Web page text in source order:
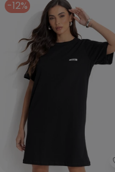
-12%